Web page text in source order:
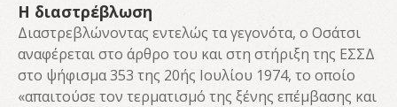
Η διαστρέβλωση
Διαστρεβλώνοντας εντελώς τα γεγονότα, ο Οσάτσι
αναφέρεται στο άρθρο του και στη στήριξη της ΕΣΣΔ
στο ψήφισμα 353 της 20ής Ιουλίου 1974, το οποίο
«απαιτούσε τον τερματισμό της ξένης επέμβασης και